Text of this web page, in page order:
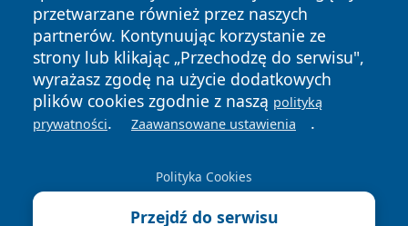
przetwarzane również przez naszych
partnerów. Kontynuując korzystanie ze
strony lub klikając „Przechodzę do serwisu",
wyrażasz zgodę na użycie dodatkowych
plików cookies zgodnie z naszą polityką
prywatności. Zaawansowane ustawienia .
Polityka Cookies
Przejdź do serwisu
News Autorzy
Polityka
Prywatności
Polityka
Cookies